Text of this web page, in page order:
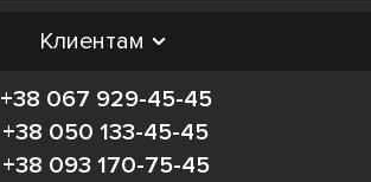
Клиентам
+38 067 929-45-45
+38 050 133-45-45
+38 093 170-75-45